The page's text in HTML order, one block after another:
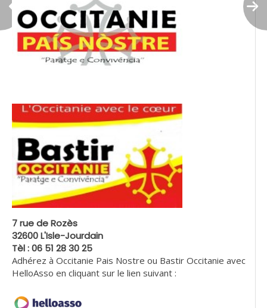
7 rue de Rozès
32600 L'Isle-Jourdain
Tèl : 06 51 28 30 25
Adhérez à Occitanie Pais Nostre ou Bastir Occitanie avec
HelloAsso en cliquant sur le lien suivant :